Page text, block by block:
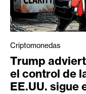
Criptomonedas
Trump
el control de
EE.UU. sigue